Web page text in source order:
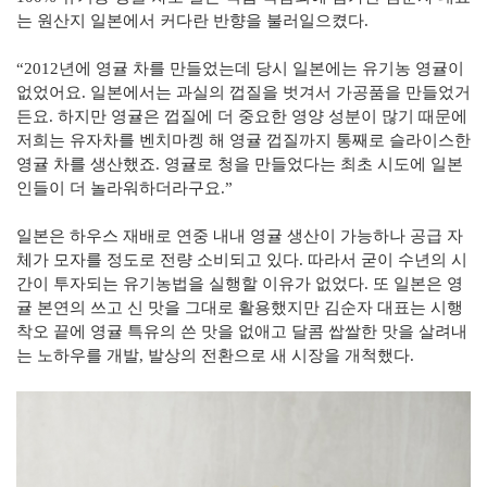
는 원산지 일본에서 커다란 반향을 불러일으켰다.
“2012년에 영귤 차를 만들었는데 당시 일본에는 유기농 영귤이
없었어요. 일본에서는 과실의 껍질을 벗겨서 가공품을 만들었거
든요. 하지만 영귤은 껍질에 더 중요한 영양 성분이 많기 때문에
저희는 유자차를 벤치마켕 해 영귤 껍질까지 통째로 슬라이스한
영귤 차를 생산했죠. 영귤로 청을 만들었다는 최초 시도에 일본
인들이 더 놀라워하더라구요.”
일본은 하우스 재배로 연중 내내 영귤 생산이 가능하나 공급 자
체가 모자를 정도로 전량 소비되고 있다. 따라서 굳이 수년의 시
간이 투자되는 유기농법을 실행할 이유가 없었다. 또 일본은 영
귤 본연의 쓰고 신 맛을 그대로 활용했지만 김순자 대표는 시행
착오 끝에 영귤 특유의 쓴 맛을 없애고 달콤 쌉쌀한 맛을 살려내
는 노하우를 개발, 발상의 전환으로 새 시장을 개척했다.